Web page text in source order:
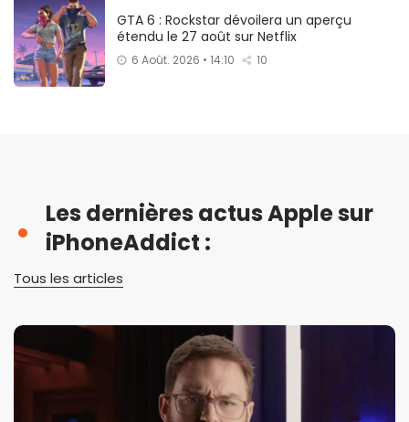
GTA 6 : Rockstar dévoilera un aperçu
étendu le 27 août sur Netflix
6 Août. 2026 • 14:10 10
Les dernières actus Apple sur
iPhoneAddict :
Tous les articles